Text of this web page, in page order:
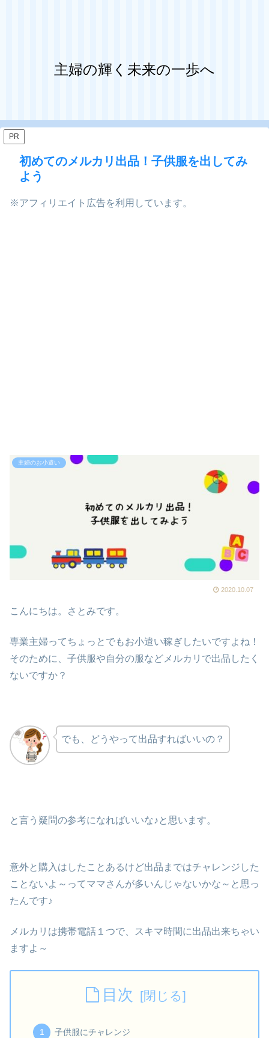
主婦の輝く未来の一歩へ
PR
初めてのメルカリ出品！子供服を出してみ
よう
※アフィリエイト広告を利用しています。
主婦のお小遣い
2020.10.07
こんにちは。さとみです。
専業主婦ってちょっとでもお小遣い稼ぎしたいですよね！
そのために、子供服や自分の服などメルカリで出品したく
ないですか？
でも、どうやって出品すればいいの？
と言う疑問の参考になればいいな♪と思います。
意外と購入はしたことあるけど出品まではチャレンジした
ことないよ～ってママさんが多いんじゃないかな～と思っ
たんです♪
メルカリは携帯電話１つで、スキマ時間に出品出来ちゃい
ますよ～
目次
子供服にチャレンジ